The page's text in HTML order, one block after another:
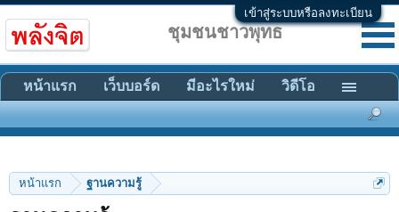
เข้าสู่ระบบหรือลงทะเบียน
หน้าแรก ฐานความรู้
ชุมชนชาวพุทธ
หน้าแรก เว็บบอร์ด มีอะไรใหม่ วิดีโอ